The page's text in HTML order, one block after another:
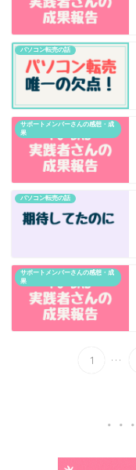
パソコン転売の話
サポートメンバーさんの感想・成
果
パソコン転売の話
サポートメンバーさんの感想・成
果
1 ...